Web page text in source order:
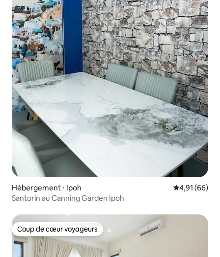
Hébergement ⋅ Ipoh Évaluation
4,91 (66)
Santorin au Canning Garden Ipoh
Coup de cœur voyageurs
Coup de cœur voyageurs